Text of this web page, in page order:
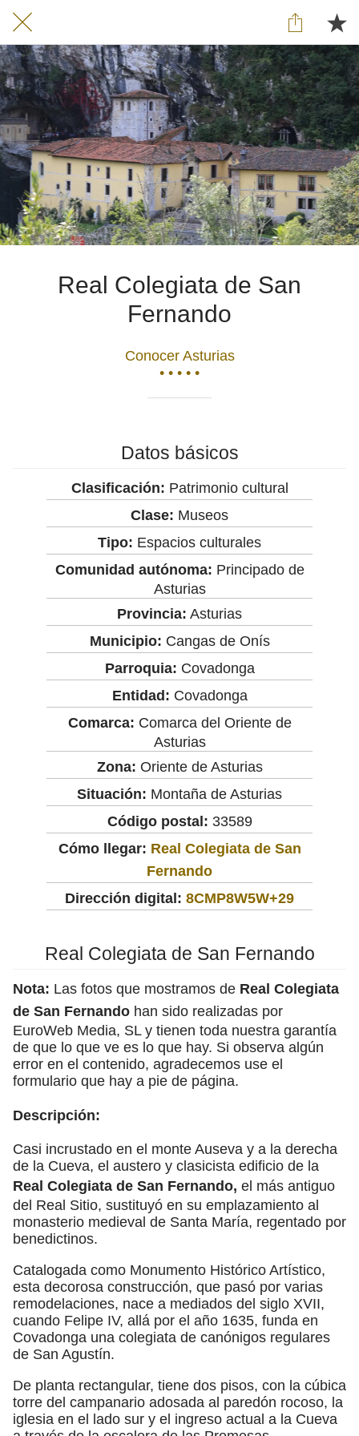
Real Colegiata de San
Fernando
Conocer Asturias
• • • • •
Datos básicos
Clasificación: Patrimonio cultural
Clase: Museos
Tipo: Espacios culturales
Comunidad autónoma: Principado de
Asturias
Provincia: Asturias
Municipio: Cangas de Onís
Parroquia: Covadonga
Entidad: Covadonga
Comarca: Comarca del Oriente de
Asturias
Zona: Oriente de Asturias
Situación: Montaña de Asturias
Código postal: 33589
Cómo llegar: Real Colegiata de San
Fernando
Dirección digital: 8CMP8W5W+29
Real Colegiata de San Fernando
Nota: Las fotos que mostramos de Real Colegiata
de San Fernando han sido realizadas por
EuroWeb Media, SL y tienen toda nuestra garantía
de que lo que ve es lo que hay. Si observa algún
error en el contenido, agradecemos use el
formulario que hay a pie de página.
Descripción:
Casi incrustado en el monte Auseva y a la derecha
de la Cueva, el austero y clasicista edificio de la
Real Colegiata de San Fernando, el más antiguo
del Real Sitio, sustituyó en su emplazamiento al
monasterio medieval de Santa María, regentado por
benedictinos.
Catalogada como Monumento Histórico Artístico,
esta decorosa construcción, que pasó por varias
remodelaciones, nace a mediados del siglo XVII,
cuando Felipe IV, allá por el año 1635, funda en
Covadonga una colegiata de canónigos regulares
de San Agustín.
De planta rectangular, tiene dos pisos, con la cúbica
torre del campanario adosada al paredón rocoso, la
iglesia en el lado sur y el ingreso actual a la Cueva